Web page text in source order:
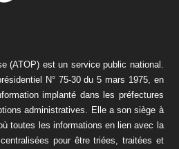
(ATOP) est un service public national.
N° 75-30 du 5 mars 1975, en
implanté dans les préfectures
administratives. Elle a son siège à
toutes les informations en lien avec la
pour être triées, traitées et